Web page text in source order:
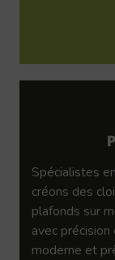
Spécialistes
créons des
plafonds sur
avec
moderne et